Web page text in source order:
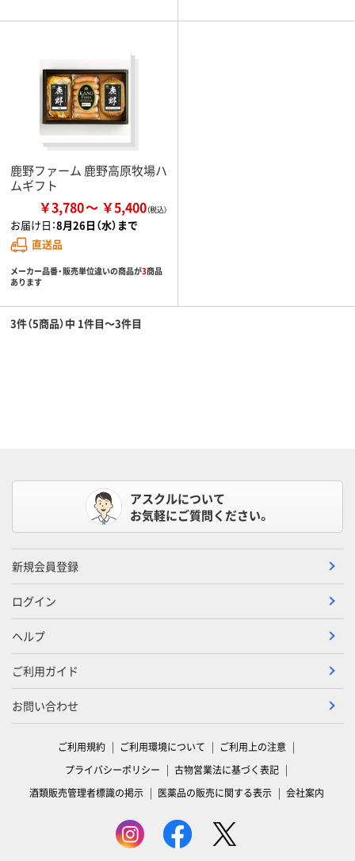
鹿野ファーム 鹿野高原牧場ハ
ムギフト
￥3,780 ￥5,400
お届け日：8月26日（水）まで
直送品
メーカー品番・販売単位違いの商品が3商品
あります
3件（5商品）中 1件目～3件目
アスクルについて
お気軽にご質問ください。
新規会員登録
ログイン
ヘルプ
ご利用ガイド
お問い合わせ
ご利用規約 ご利用環境について
ご利用上の注意
プライバシーポリシー
古物営業法に基づく表記
酒類販売管理者標識の掲示
医薬品の販売に関する表示 会社案内